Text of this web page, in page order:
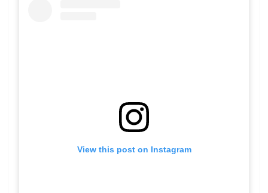
View this post on Instagram